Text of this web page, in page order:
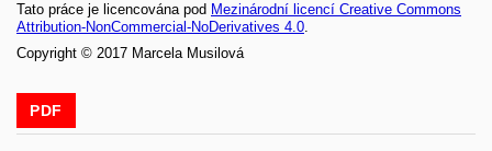
Tato práce je licencována pod Mezinárodní licencí Creative Commons
Attribution-NonCommercial-NoDerivatives 4.0.
Copyright © 2017 Marcela Musilová
PDF